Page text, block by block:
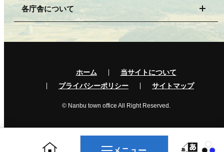
各庁舎について
ホーム
当サイトについて
プライバシーポリシー
サイトマップ
© Nanbu town office All Right Reserved.